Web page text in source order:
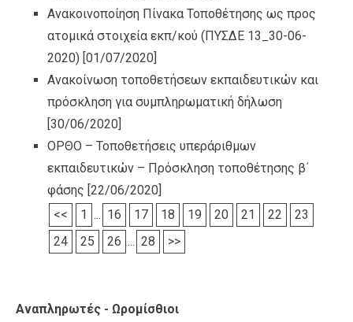
Ανακοινοποίηση Πίνακα Τοποθέτησης ως προς
ατομικά στοιχεία εκπ/κού (ΠΥΣΔΕ 13_30-06-
2020) [01/07/2020]
Ανακοίνωση τοποθετήσεων εκπαιδευτικών και
πρόσκληση για συμπληρωματική δήλωση
[30/06/2020]
ΟΡΘΟ – Τοποθετήσεις υπεράριθμων
εκπαιδευτικών – Πρόσκληση τοποθέτησης β΄
φάσης [22/06/2020]
<<
1 ... 16 17 18 19 20 21 22
23
24
25 26 ... 28 >>
Αναπληρωτές - Ωρομίσθιοι